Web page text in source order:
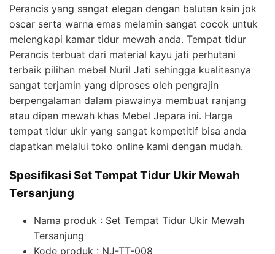
Perancis yang sangat elegan dengan balutan kain jok
oscar serta warna emas melamin sangat cocok untuk
melengkapi kamar tidur mewah anda. Tempat tidur
Perancis terbuat dari material kayu jati perhutani
terbaik pilihan mebel Nuril Jati sehingga kualitasnya
sangat terjamin yang diproses oleh pengrajin
berpengalaman dalam piawainya membuat ranjang
atau dipan mewah khas Mebel Jepara ini. Harga
tempat tidur ukir yang sangat kompetitif bisa anda
dapatkan melalui toko online kami dengan mudah.
Spesifikasi Set Tempat Tidur Ukir Mewah
Tersanjung
Nama produk : Set Tempat Tidur Ukir Mewah
Tersanjung
Kode produk : NJ-TT-008